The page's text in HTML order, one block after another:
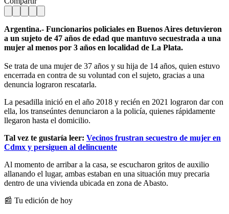
Argentina.- Funcionarios policiales en Buenos Aires detuvieron
a un sujeto de 47 años de edad que mantuvo secuestrada a una
mujer al menos por 3 años en localidad de La Plata.
Se trata de una mujer de 37 años y su hija de 14 años, quien estuvo
encerrada en contra de su voluntad con el sujeto, gracias a una
denuncia lograron rescatarla.
La pesadilla inició en el año 2018 y recién en 2021 lograron dar con
ella, los transeúntes denunciaron a la policía, quienes rápidamente
llegaron hasta el domicilio.
Tal vez te gustaría leer: Vecinos frustran secuestro de mujer en
Cdmx y persiguen al delincuente
Al momento de arribar a la casa, se escucharon gritos de auxilio
allanando el lugar, ambas estaban en una situación muy precaria
dentro de una vivienda ubicada en zona de Abasto.
📰 Tu edición de hoy